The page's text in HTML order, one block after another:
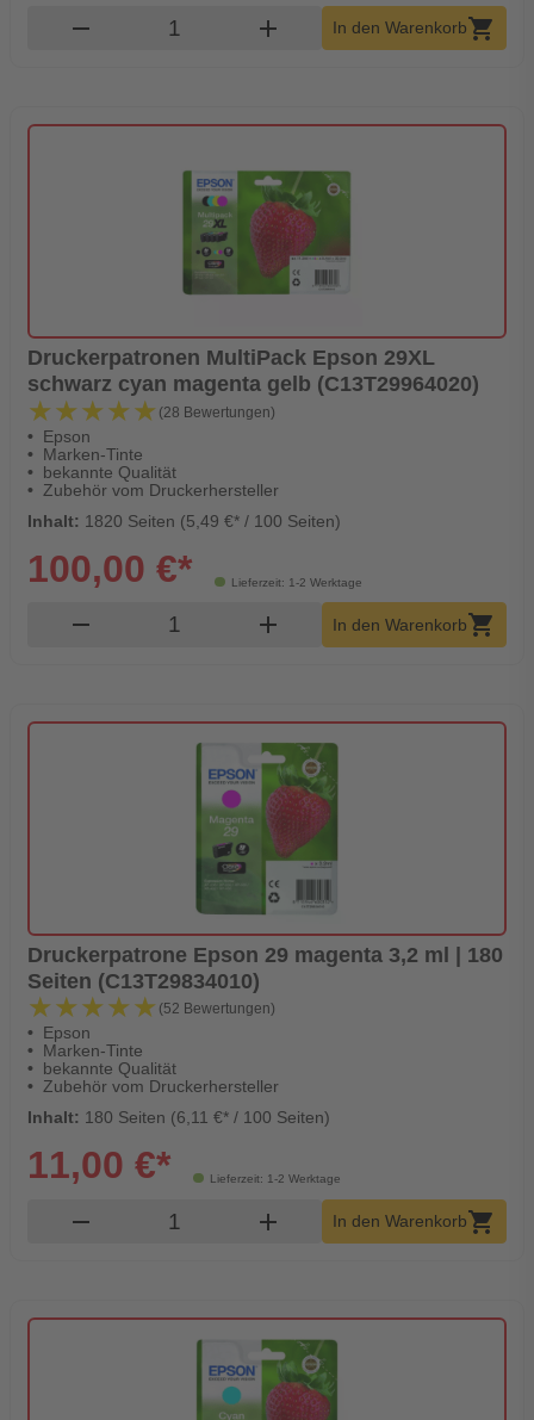
remove Produkt Warenkorb Menge
add In den Warenkorbshopping_cart
Druckerpatronen MultiPack Epson 29XL
schwarz cyan magenta gelb (C13T29964020)
★★★★★
★★★★★ (28 Bewertungen)
Epson
Marken-Tinte
bekannte Qualität
Zubehör vom Druckerhersteller
Inhalt: 1820 Seiten (5,49 €* / 100 Seiten)
Lieferzeit: 1-2 Werktage
100,00 €*
remove Produkt Warenkorb Menge
add In den Warenkorbshopping_cart
Druckerpatrone Epson 29 magenta 3,2 ml | 180
Seiten (C13T29834010)
★★★★★
★★★★★ (52 Bewertungen)
Epson
Marken-Tinte
bekannte Qualität
Zubehör vom Druckerhersteller
Inhalt: 180 Seiten (6,11 €* / 100 Seiten)
Lieferzeit: 1-2 Werktage
11,00 €*
remove Produkt Warenkorb Menge
add In den Warenkorbshopping_cart